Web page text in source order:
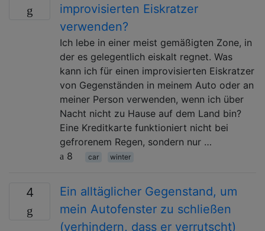
improvisierten Eiskratzer
verwenden?
Ich lebe in einer meist gemäßigten Zone, in
der es gelegentlich eiskalt regnet. Was
kann ich für einen improvisierten Eiskratzer
von Gegenständen in meinem Auto oder an
meiner Person verwenden, wenn ich über
Nacht nicht zu Hause auf dem Land bin?
Eine Kreditkarte funktioniert nicht bei
gefrorenem Regen, sondern nur …
8
car winter
4
Ein alltäglicher Gegenstand, um
mein Autofenster zu schließen
(verhindern, dass er verrutscht)